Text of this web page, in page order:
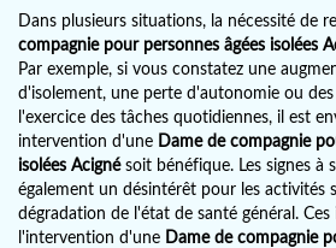
Dans plusieurs situations, la nécessité de
compagnie pour personnes âgées isolées
Par exemple, si vous constatez une
d'isolement, une perte d'autonomie ou
l'exercice des tâches quotidiennes, il est
intervention d'une Dame de compagnie
isolées Acignésoit bénéfique. Les signes à
également un désintérêt pour les activités
dégradation de l'état de santé général.
l'intervention d'une Dame de compagnie